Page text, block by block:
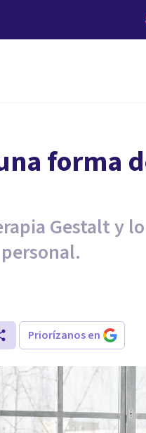
forma
Gestalt y
Priorízanos en